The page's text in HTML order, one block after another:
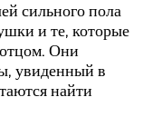
сильного пола
и те, которые
Они
увиденный в
найти